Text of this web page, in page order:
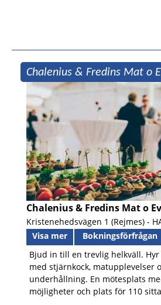
Chalenius & Fredins Mat o
Chalenius & Fredins Mat o
Kristenehedsvägen 1 (Rejmes) -
Visa mer
Bokningsförfrågan
Bjud in till en trevlig helkväll.
med stjärnkock, matupplevelser
underhållning. En mötesplats
möjligheter och plats för 110